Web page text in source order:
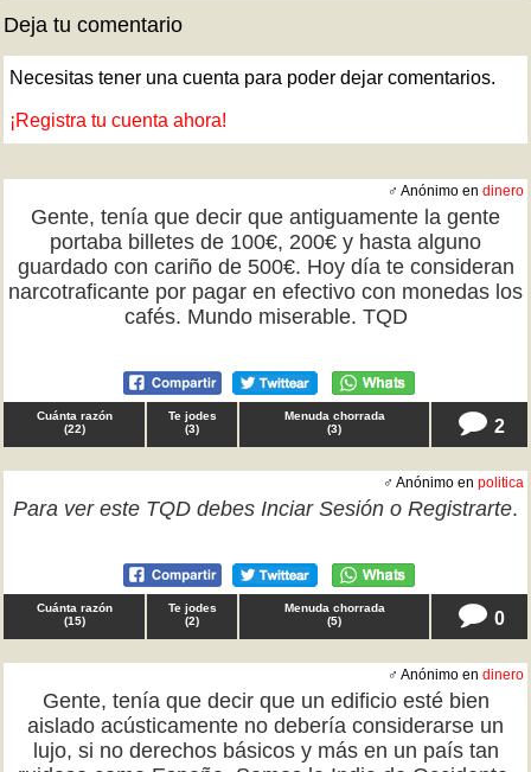
Deja tu comentario
Necesitas tener una cuenta para poder dejar comentarios.
¡Registra tu cuenta ahora!
♂ Anónimo en dinero
Gente, tenía que decir que antiguamente la gente
portaba billetes de 100€, 200€ y hasta alguno
guardado con cariño de 500€. Hoy día te consideran
narcotraficante por pagar en efectivo con monedas los
cafés. Mundo miserable. TQD
Cuánta razón
(22)
Te jodes
(3)
Menuda chorrada
(3) 2
♂ Anónimo en politica
Para ver este TQD debes Inciar Sesión o Registrarte.
Cuánta razón
(15)
Te jodes
(2)
Menuda chorrada
(5) 0
♂ Anónimo en dinero
Gente, tenía que decir que un edificio esté bien
aislado acústicamente no debería considerarse un
lujo, si no derechos básicos y más en un país tan